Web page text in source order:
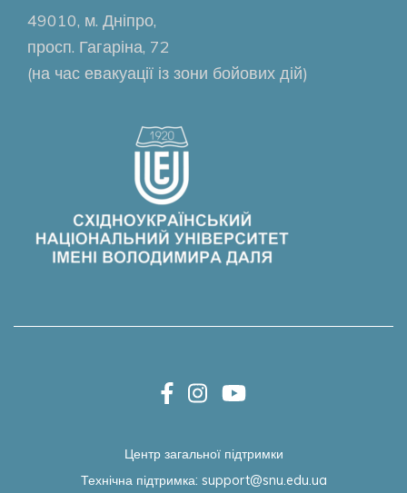
49010, м. Дніпро,
просп. Гагаріна, 72
(на час евакуації із зони бойових дій)
Центр загальної підтримки
Технічна підтримка: support@snu.edu.ua